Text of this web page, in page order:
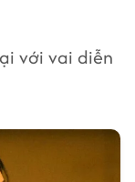
với vai diễn